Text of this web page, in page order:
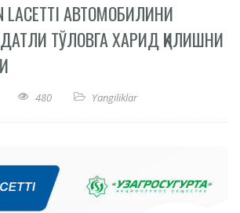
LACETTI АВТОМОБИЛИНИ
ТЎЛОВГА ХАРИД ҚИЛИШНИ
480 Yangiliklar